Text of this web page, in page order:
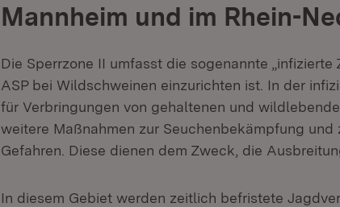
Mannheim und im Rhein-
Die Sperrzone II umfasst die sogenannte
ASP bei Wildschweinen einzurichten ist. In der
für Verbringungen von gehaltenen und
weitere Maßnahmen zur Seuchenbekämpfung
Gefahren. Diese dienen dem Zweck, die
In diesem Gebiet werden zeitlich befristete